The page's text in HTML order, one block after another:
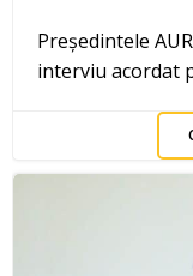
Președintele
interviu acordat